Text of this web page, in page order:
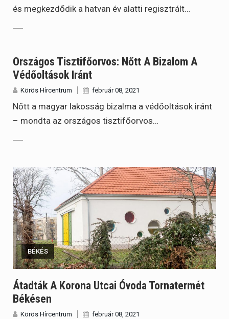
és megkezdődik a hatvan év alatti regisztrált…
Országos Tisztifőorvos: Nőtt A Bizalom A
Védőoltások Iránt
Körös Hírcentrum február 08, 2021
Nőtt a magyar lakosság bizalma a védőoltások iránt
– mondta az országos tisztifőorvos…
BÉKÉS
Átadták A Korona Utcai Óvoda Tornatermét
Békésen
Körös Hírcentrum február 08, 2021